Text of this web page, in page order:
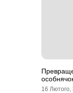
16 Лютого,